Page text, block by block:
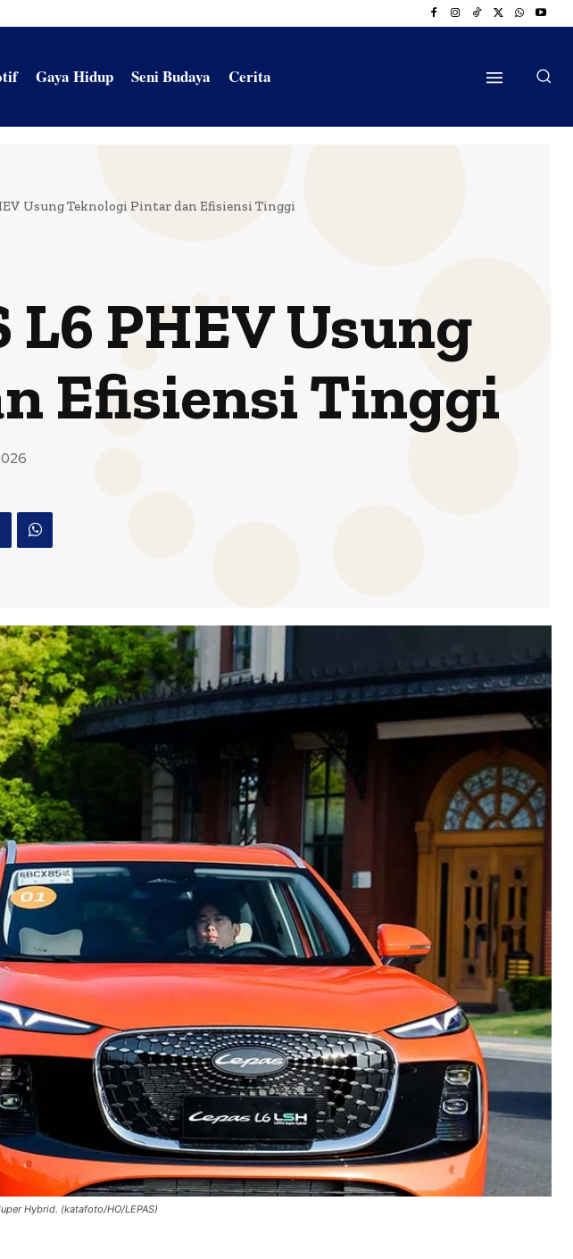
Gaya Hidup Seni Budaya Cerita
Usung Teknologi Pintar dan Efisiensi Tinggi
L6 PHEV Usung
Efisiensi Tinggi
Hybrid. (katafoto/HO/LEPAS)